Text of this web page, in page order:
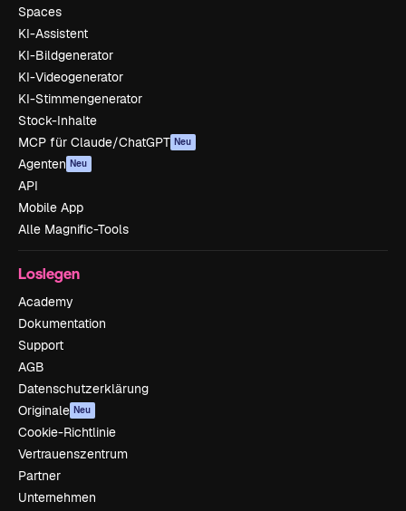
Spaces
KI-Assistent
KI-Bildgenerator
KI-Videogenerator
KI-Stimmengenerator
Stock-Inhalte
MCP für Claude/ChatGPT Neu
Agenten Neu
API
Mobile App
Alle Magnific-Tools
Loslegen
Academy
Dokumentation
Support
AGB
Datenschutzerklärung
Originale Neu
Cookie-Richtlinie
Vertrauenszentrum
Partner
Unternehmen